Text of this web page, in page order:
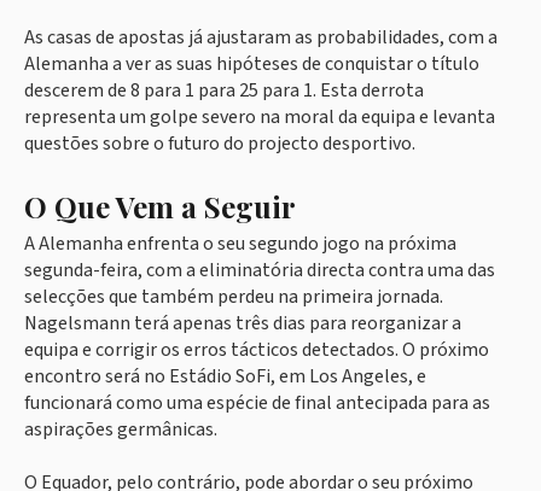
As casas de apostas já ajustaram as probabilidades, com a
Alemanha a ver as suas hipóteses de conquistar o título
descerem de 8 para 1 para 25 para 1. Esta derrota
representa um golpe severo na moral da equipa e levanta
questões sobre o futuro do projecto desportivo.
O Que Vem a Seguir
A Alemanha enfrenta o seu segundo jogo na próxima
segunda-feira, com a eliminatória directa contra uma das
selecções que também perdeu na primeira jornada.
Nagelsmann terá apenas três dias para reorganizar a
equipa e corrigir os erros tácticos detectados. O próximo
encontro será no Estádio SoFi, em Los Angeles, e
funcionará como uma espécie de final antecipada para as
aspirações germânicas.
O Equador, pelo contrário, pode abordar o seu próximo